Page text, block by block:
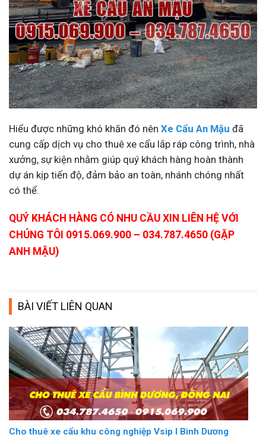
Hiểu được những khó khăn đó nên Xe Cẩu An Mậu đã
cung cấp dịch vụ cho thuê xe cẩu lắp ráp công trình, nhà
xưởng, sự kiện nhằm giúp quý khách hàng hoàn thành
dự án kịp tiến độ, đảm bảo an toàn, nhánh chóng nhất
có thể.
QUÝ KHÁCH HÀNG CÓ NHU CẦU XIN LIÊN HỆ VỚI
CHÚNG TÔI 0915.069.900 – 034.787.4650 (GẶP
ANH MẬU)
BÀI VIẾT LIÊN QUAN
Cho thuê xe cẩu khu công nghiệp Vsip I Bình Dương